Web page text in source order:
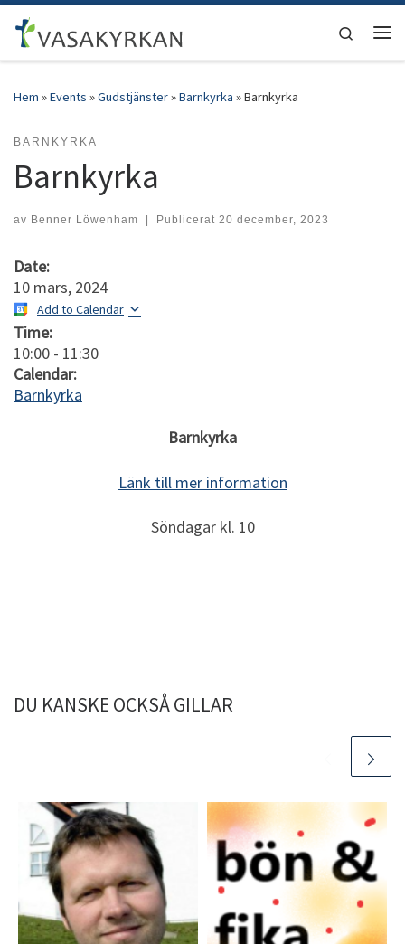
Hoppa till innehåll
Search
Hem »Events »Gudstjänster»Barnkyrka »Barnkyrka
BARNKYRKA
Barnkyrka
av Benner Löwenham | Publicerat 20 december, 2023
Date:
10 mars, 2024
Add to Calendar
Time:
10:00 - 11:30
Calendar:
Barnkyrka
Barnkyrka
Länk till mer information
Söndagar kl. 10
DU KANSKE OCKSÅ GILLAR